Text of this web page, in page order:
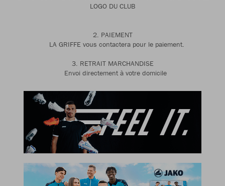
LOGO DU CLUB
2. PAIEMENT
LA GRIFFE vous contactera pour le paiement.
3. RETRAIT MARCHANDISE
Envoi directement à votre domicile